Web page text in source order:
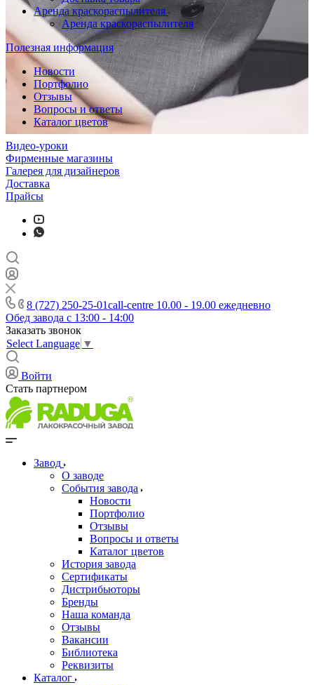
Аренда краскораспылителя
Аренда краскораспылителя
Полезная информация
Новости
Портфолио
Отзывы
Вопросы и ответы
Каталог цветов
Видео-уроки
Фирменные магазины
Галерея для дизайнеров
Доставка
Прайсы
8 (727) 250-25-01call-centre 10.00 - 19.00 ежедневно
Обед завода с 13:00 - 14:00
Заказать звонок
Select Language ▼
Войти
Стать партнером
Завод
О заводе
События завода
Новости
Портфолио
Отзывы
Вопросы и ответы
Каталог цветов
История завода
Сертификаты
Дистрибьюторы
Бренды
Наша команда
Отзывы
Вакансии
Библиотека
Реквизиты
Каталог